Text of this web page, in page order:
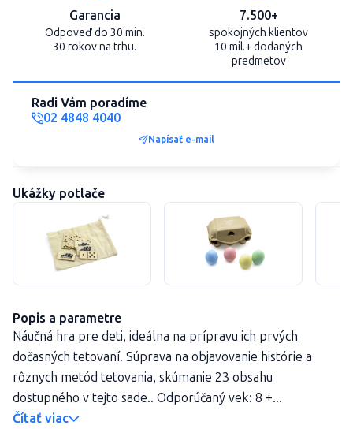
Garancia
Odpoveď do 30 min.
30 rokov na trhu.
7.500+
spokojných klientov
10 mil.+ dodaných
predmetov
Radi Vám poradíme
02 4848 4040
Napísať e-mail
Ukážky potlače
Popis a parametre
Náučná hra pre deti, ideálna na prípravu ich prvých
dočasných tetovaní. Súprava na objavovanie histórie a
rôznych metód tetovania, skúmanie 23 obsahu
dostupného v tejto sade.. Odporúčaný vek: 8 +...
Čítať viac